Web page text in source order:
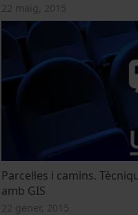
22 maig, 2015
Parcel·les i camins.
amb GIS
22 gener, 2015